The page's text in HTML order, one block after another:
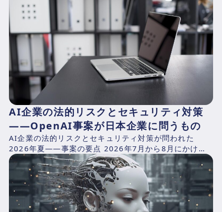
AI企業の法的リスクとセキュリティ対策
——OpenAI事案が日本企業に問うもの
AI企業の法的リスクとセキュリティ対策が問われた
2026年夏——事案の要点 2026年7月から8月にかけ
て、AIプラットフォームが抱える構造的リスクを同時に
露出...